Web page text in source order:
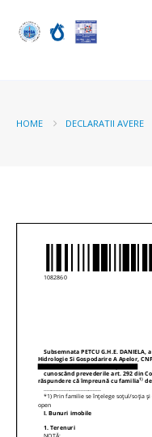
HOME DECLARATII AVERE